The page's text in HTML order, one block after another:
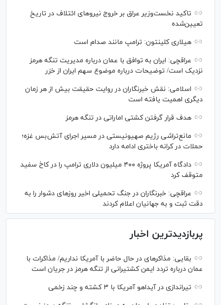
تاکید نخست‌وزیر عراق بر خروج نیروهای ائتلاف در تاریخ
تعیین‌شده
هیلاری کلینتون: ترامپ مانند صدام است
عراقچی: ایران به توافق با عمان درباره مدیریت تنگه هرمز
نزدیک است/ توضیحات درباره موضوع سهم ایران از خزر
اسلامی: نقش خبرنگاران در روایت حقیقت بیش از هر زمان
دیگری اهمیت یافته است
هدف قرار گرفتن کشتی اماراتی در تنگه هرمز
مانع‌تراشی رژیم صهیونیستی در مسیر اجرای آتش‌بس غزه؛
حملات در کرانه باختری ادامه دارد
دادگاه آمریکا پروژه ۴۰۰ میلیون دلاری ترامپ را در کاخ سفید
متوقف کرد
عراقچی: خبرنگاران در جنگ تحمیلی اخیر روز‌های دشوار را به
دقت ثبت و به جهانیان اعلام کردند
پربازدیدترین اخبار
بقایی: مذاکره‎ای در حال حاضر با آمریکا نداریم/ مذاکرات با
عمان درباره تردد ایمن کشتیرانی از تنگه هرمز در جریان است
تیراندازی در آیداهو آمریکا با ۳ کشته و چند زخمی